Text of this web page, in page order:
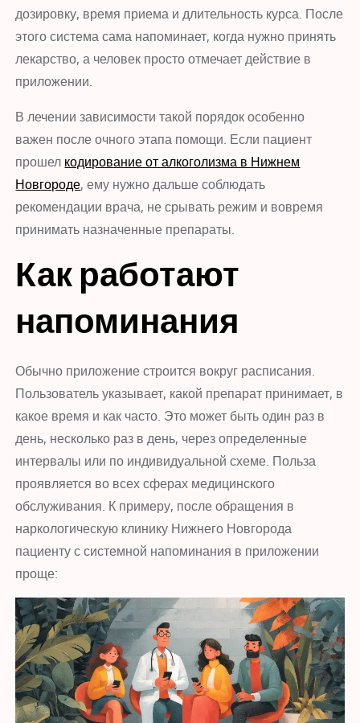
дозировку, время приема и длительность курса. После
этого система сама напоминает, когда нужно принять
лекарство, а человек просто отмечает действие в
приложении.
В лечении зависимости такой порядок особенно
важен после очного этапа помощи. Если пациент
прошел кодирование от алкоголизма в Нижнем
Новгороде, ему нужно дальше соблюдать
рекомендации врача, не срывать режим и вовремя
принимать назначенные препараты.
Как работают
напоминания
Обычно приложение строится вокруг расписания.
Пользователь указывает, какой препарат принимает, в
какое время и как часто. Это может быть один раз в
день, несколько раз в день, через определенные
интервалы или по индивидуальной схеме. Польза
проявляется во всех сферах медицинского
обслуживания. К примеру, после обращения в
наркологическую клинику Нижнего Новгорода
пациенту с системной напоминания в приложении
проще: